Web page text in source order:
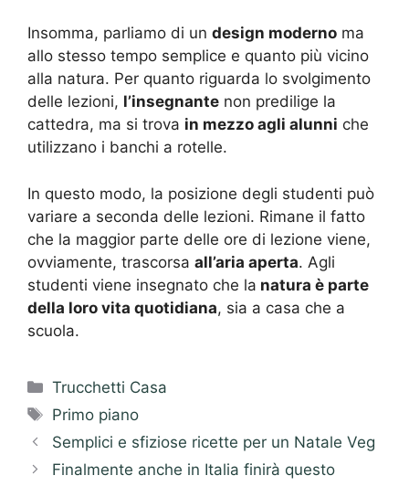
Insomma, parliamo di un design moderno ma
allo stesso tempo semplice e quanto più vicino
alla natura. Per quanto riguarda lo svolgimento
delle lezioni, l’insegnante non predilige la
cattedra, ma si trova in mezzo agli alunni che
utilizzano i banchi a rotelle.
In questo modo, la posizione degli studenti può
variare a seconda delle lezioni. Rimane il fatto
che la maggior parte delle ore di lezione viene,
ovviamente, trascorsa all’aria aperta. Agli
studenti viene insegnato che la natura è parte
della loro vita quotidiana, sia a casa che a
scuola.
Categorie
Trucchetti Casa
Tag
Primo piano
Semplici e sfiziose ricette per un Natale Veg
Finalmente anche in Italia finirà questo